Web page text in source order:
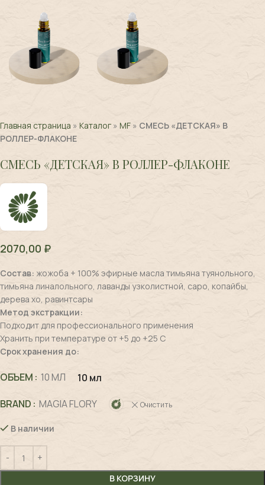
Главная страница » Каталог » MF » СМЕСЬ «ДЕТСКАЯ» В
РОЛЛЕР-ФЛАКОНЕ
СМЕСЬ «ДЕТСКАЯ» В РОЛЛЕР-ФЛАКОНЕ
2070,00 ₽
Состав: жожоба + 100% эфирные масла тимьяна туянольного,
тимьяна линалольного, лаванды узколистной, саро, копайбы,
дерева хо, равинтсары
Метод экстракции:
Подходит для профессионального применения
Хранить при температуре от +5 до +25 С
Срок хранения до:
ОБЪЕМ 10 МЛ
10 мл
BRAND
MAGIA FLORY Очистить
В наличии
В КОРЗИНУ